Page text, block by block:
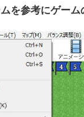
を参考にゲー